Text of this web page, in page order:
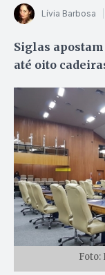
Lívia Barbosa
Siglas
até oito
Foto: